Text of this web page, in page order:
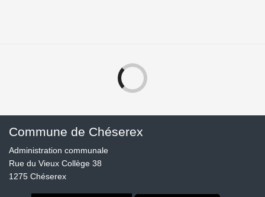
Commune de Chéserex
Administration communale
Rue du Vieux Collège 38
1275 Chéserex